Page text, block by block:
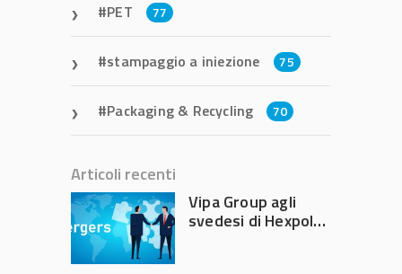
PET 77
stampaggio a iniezione 75
Packaging & Recycling 70
Articoli recenti
Vipa Group agli
svedesi di Hexpol